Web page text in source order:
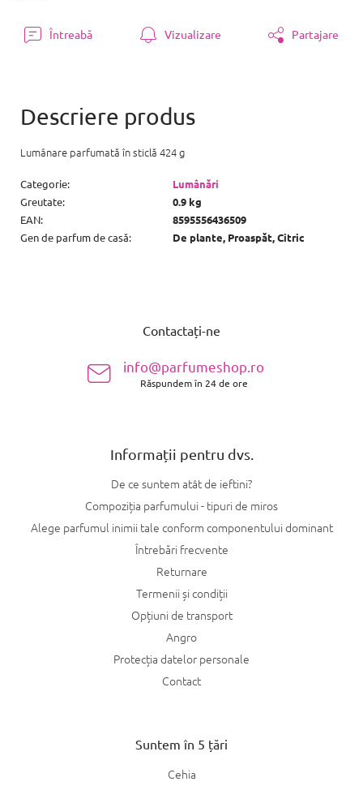
Întreabă Vizualizare Partajare
Lumânare parfumată în sticlă 424 g
Categorie:
Lumânări
Greutate:
0.9 kg
EAN:
8595556436509
Gen de parfum de casă: De plante, Proaspăt, Citric
Contactați-ne
info@parfumeshop.ro
Răspundem în 24 de ore
Informații pentru dvs.
De ce suntem atât de ieftini?
Compoziția parfumului - tipuri de miros
Alege parfumul inimii tale conform componentului dominant
Întrebări frecvente
Returnare
Termenii și condiții
Opțiuni de transport
Angro
Protecția datelor personale
Contact
Suntem în 5 țări
Cehia